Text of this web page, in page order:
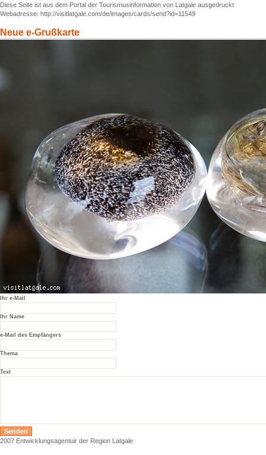
Diese Seite ist aus dem Portal der Tourismusinformation von Latgale ausgedruckt
Webadresse: http://visitlatgale.com/de/images/cards/send?id=11549
Neue e-Grußkarte
Ihr e-Mail
Ihr Name
e-Mail des Empfängers
Thema
Text
2007 Entwicklungsagentuir der Region Latgale